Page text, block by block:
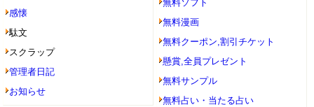
感懐
駄文
スクラップ
管理者日記
お知らせ
無料ソフト
無料漫画
無料クーポン,割引チケット
懸賞,全員プレゼント
無料サンプル
無料占い・当たる占い